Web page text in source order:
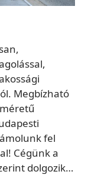
Megbízható
fel
Cégünk a
dolgozik…